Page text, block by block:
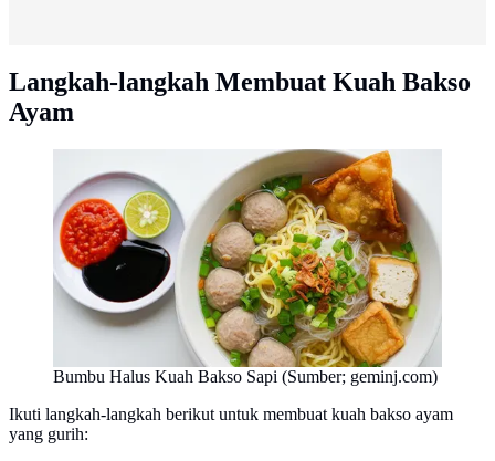
Langkah-langkah Membuat Kuah Bakso
Ayam
Bumbu Halus Kuah Bakso Sapi (Sumber; geminj.com)
Ikuti langkah-langkah berikut untuk membuat kuah bakso ayam
yang gurih: